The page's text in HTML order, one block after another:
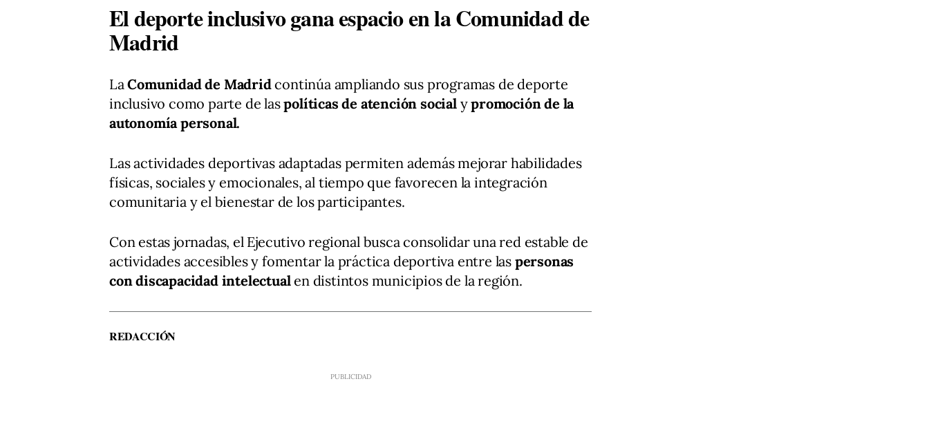
El deporte inclusivo gana espacio en la Comunidad de
Madrid
LaComunidad de Madridcontinúa ampliando sus programas de deporte
inclusivo como parte de laspolíticas de atención social ypromoción de la
autonomía personal.
Las actividades deportivas adaptadas permiten además mejorar habilidades
físicas, sociales y emocionales, al tiempo que favorecen la integración
comunitaria y el bienestar de los participantes.
Con estas jornadas, el Ejecutivo regional busca consolidar una red estable de
actividades accesibles y fomentar la práctica deportiva entre las personas
con discapacidad intelectualen distintos municipios de la región.
REDACCIÓN